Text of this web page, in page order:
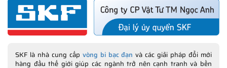
SKF là nhà cung cấp vòng bi bạc đạn và các giải pháp đổi mới
hàng đầu thế giới giúp các ngành trở nên cạnh tranh và bền